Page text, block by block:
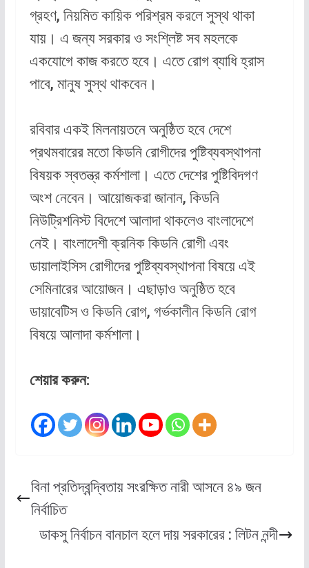
গ্রহণ, নিয়মিত কায়িক পরিশ্রম করলে সুস্থ থাকা
যায়। এ জন্য সরকার ও সংশ্লিষ্ট সব মহলকে
একযোগে কাজ করতে হবে। এতে রোগ ব্যাধি হ্রাস
পাবে, মানুষ সুস্থ থাকবেন।
রবিবার একই মিলনায়তনে অনুষ্ঠিত হবে দেশে
প্রথমবারের মতো কিডনি রোগীদের পুষ্টিব্যবস্থাপনা
বিষয়ক স্বতন্ত্র কর্মশালা। এতে দেশের পুষ্টিবিদগণ
অংশ নেবেন। আয়োজকরা জানান, কিডনি
নিউট্রিশনিস্ট বিদেশে আলাদা থাকলেও বাংলাদেশে
নেই। বাংলাদেশী ক্রনিক কিডনি রোগী এবং
ডায়ালাইসিস রোগীদের পুষ্টিব্যবস্থাপনা বিষয়ে এই
সেমিনারের আয়োজন। এছাড়াও অনুষ্ঠিত হবে
ডায়াবেটিস ও কিডনি রোগ, গর্ভকালীন কিডনি রোগ
বিষয়ে আলাদা কর্মশালা।
শেয়ার করুন:
বিনা প্রতিদ্বন্দ্বিতায় সংরক্ষিত নারী আসনে ৪৯ জন
নির্বাচিত
ডাকসু নির্বাচন বানচাল হলে দায় সরকারের : লিটন নন্দী